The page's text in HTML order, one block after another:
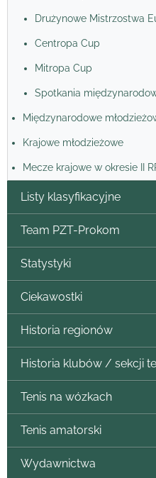
Drużynowe Mistrzostwa
Centropa Cup
Mitropa Cup
Spotkania
Międzynarodowe
Krajowe młodzieżowe
Mecze krajowe w okresie II
Listy klasyfikacyjne
Team PZT-Prokom
Statystyki
Ciekawostki
Historia regionów
Historia klubów / sekcji
Tenis na wózkach
Tenis amatorski
Wydawnictwa